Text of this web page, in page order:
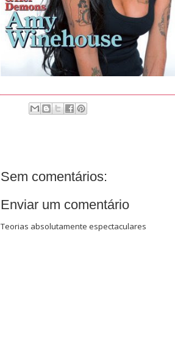
Sem comentários:
Enviar um comentário
Teorias absolutamente espectaculares